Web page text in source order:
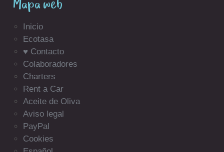
Mapa web
Inicio
Ecotasa
♥ Contacto
Colaboradores
Charters
Rent a Car
Aceite de Oliva
Aviso legal
PayPal
Cookies